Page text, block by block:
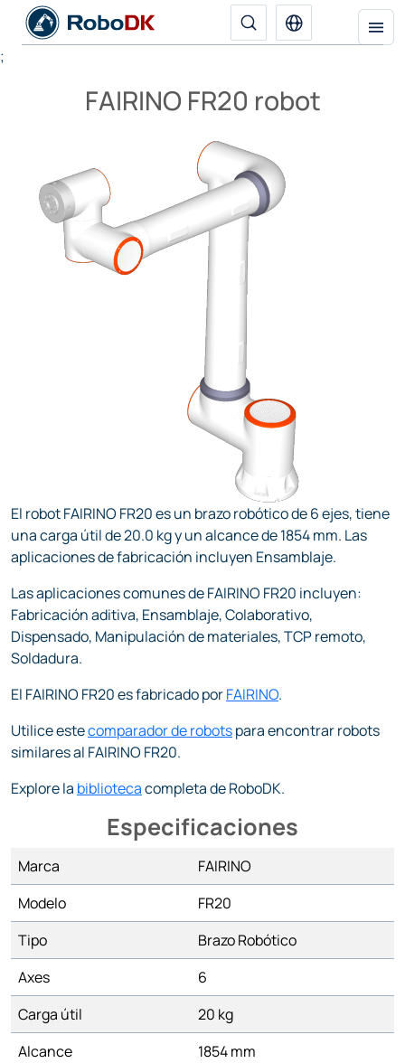
;
FAIRINO FR20 robot
El robot FAIRINO FR20 es un brazo robótico de 6 ejes, tiene
una carga útil de 20.0 kg y un alcance de 1854 mm. Las
aplicaciones de fabricación incluyen Ensamblaje.
Las aplicaciones comunes de FAIRINO FR20 incluyen:
Fabricación aditiva, Ensamblaje, Colaborativo,
Dispensado, Manipulación de materiales, TCP remoto,
Soldadura.
El FAIRINO FR20 es fabricado porFAIRINO.
Utilice estecomparador de robotspara encontrar robots
similares al FAIRINO FR20.
Explore la bibliotecacompleta de RoboDK.
Especificaciones
Marca
FAIRINO
Modelo
FR20
Tipo
Brazo Robótico
Axes
6
Carga útil
20 kg
Alcance
1854 mm